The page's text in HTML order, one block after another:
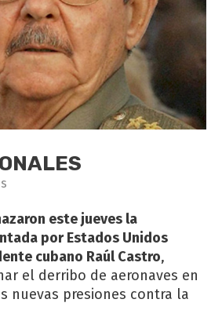
este jueves la
por Estados Unidos
cubano Raúl Castro,
el derribo de aeronaves en
nuevas presiones contra la